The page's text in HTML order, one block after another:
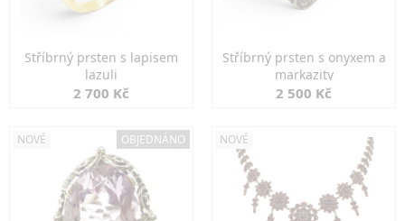
Stříbrný prsten s lapisem
lazuli
2 700 Kč
Stříbrný prsten s onyxem a
markazity
2 500 Kč
NOVÉ OBJEDNÁNO NOVÉ